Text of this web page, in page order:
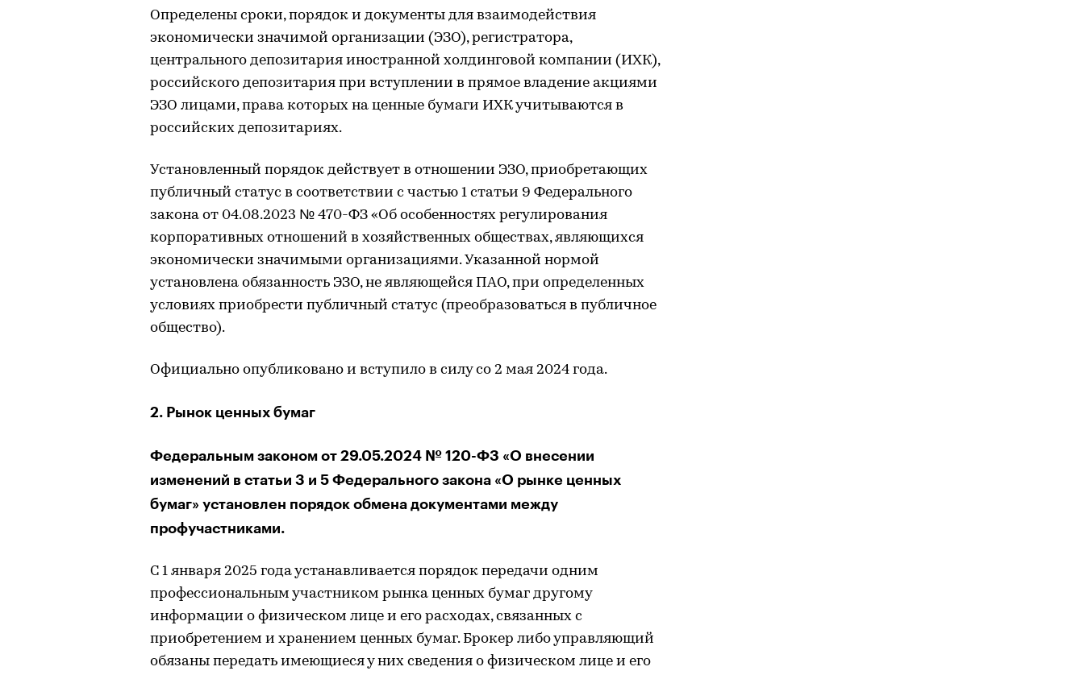
Определены сроки, порядок и документы для взаимодействия
экономически значимой организации (ЭЗО), регистратора,
центрального депозитария иностранной холдинговой компании (ИХК),
российского депозитария при вступлении в прямое владение акциями
ЭЗО лицами, права которых на ценные бумаги ИХК учитываются в
российских депозитариях.
Установленный порядок действует в отношении ЭЗО, приобретающих
публичный статус в соответствии с частью 1 статьи 9 Федерального
закона от 04.08.2023 № 470-ФЗ «Об особенностях регулирования
корпоративных отношений в хозяйственных обществах, являющихся
экономически значимыми организациями. Указанной нормой
установлена обязанность ЭЗО, не являющейся ПАО, при определенных
условиях приобрести публичный статус (преобразоваться в публичное
общество).
Официально опубликовано и вступило в силу со 2 мая 2024 года.
2. Рынок ценных бумаг
Федеральным законом от 29.05.2024 № 120-ФЗ «О внесении
изменений в статьи 3 и 5 Федерального закона «О рынке ценных
бумаг» установлен порядок обмена документами между
профучастниками.
С 1 января 2025 года устанавливается порядок передачи одним
профессиональным участником рынка ценных бумаг другому
информации о физическом лице и его расходах, связанных с
приобретением и хранением ценных бумаг. Брокер либо управляющий
обязаны передать имеющиеся у них сведения о физическом лице и его